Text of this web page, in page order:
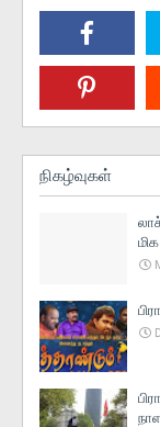
நிகழ்வுகள்